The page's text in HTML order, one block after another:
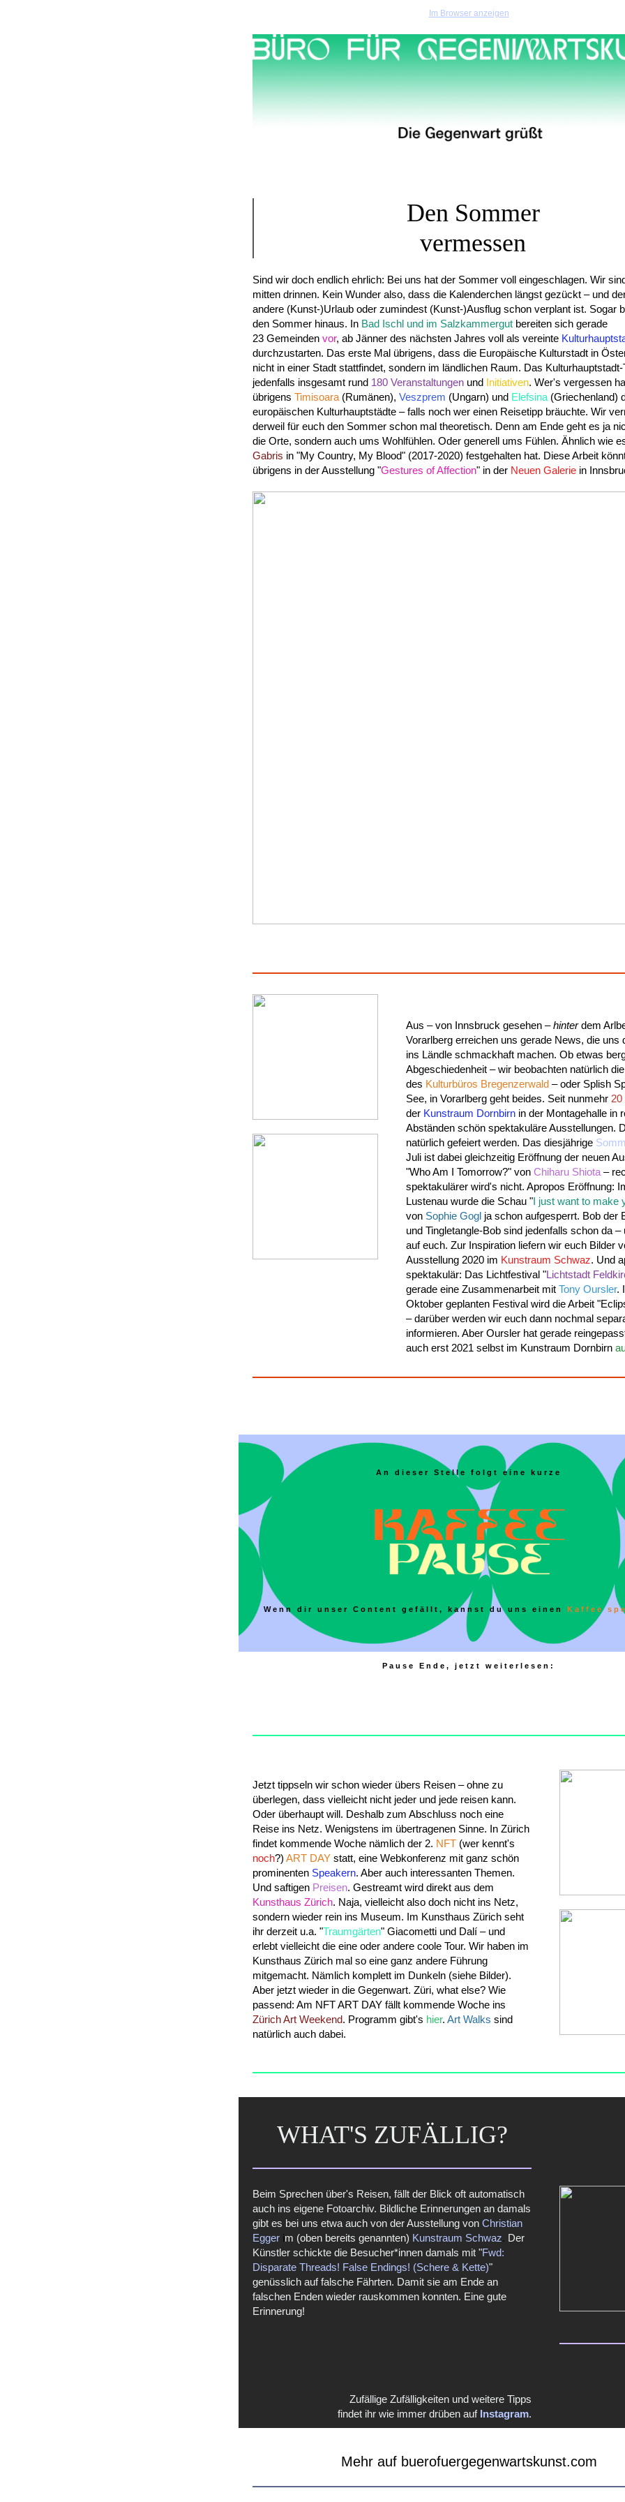
Im Browser anzeigen
Den Sommer
vermessen
Sind wir doch endlich ehrlich: Bei uns hat der Sommer voll eingeschlagen. Wir
mitten drinnen. Kein Wunder also, dass die Kalenderchen längst gezückt – und
andere (Kunst-)Urlaub oder zumindest (Kunst-)Ausflug schon verplant ist. Sogar
den Sommer hinaus. In Bad Ischl und im Salzkammergut bereiten sich gerade
23 Gemeinden vor, ab Jänner des nächsten Jahres voll als vereinte
durchzustarten. Das erste Mal übrigens, dass die Europäische Kulturstadt in
nicht in einer Stadt stattfindet, sondern im ländlichen Raum. Das Kulturhauptstadt-
jedenfalls insgesamt rund 180 Veranstaltungen und Initiativen. Wer's vergessen
übrigens Timisoara (Rumänen), Veszprem (Ungarn) und Elefsina (Griechenland)
europäischen Kulturhauptstädte – falls noch wer einen Reisetipp bräuchte. Wir
derweil für euch den Sommer schon mal theoretisch. Denn am Ende geht es ja
die Orte, sondern auch ums Wohlfühlen. Oder generell ums Fühlen. Ähnlich wie
Gabris in "My Country, My Blood" (2017-2020) festgehalten hat. Diese Arbeit
übrigens in der Ausstellung "Gestures of Affection" in der Neuen Galerie in
Aus – von Innsbruck gesehen –hinterdem
Vorarlberg erreichen uns gerade News, die uns
ins Ländle schmackhaft machen. Ob etwas
Abgeschiedenheit – wir beobachten natürlich
des Kulturbüros Bregenzerwald – oder Splish
See, in Vorarlberg geht beides. Seit nunmehr 20
der Kunstraum Dornbirn in der Montagehalle in
Abständen schön spektakuläre Ausstellungen.
natürlich gefeiert werden. Das diesjährige
Juli ist dabei gleichzeitig Eröffnung der neuen
"Who Am I Tomorrow?" von Chiharu Shiota –
spektakulärer wird's nicht. Apropos Eröffnung:
Lustenau wurde die Schau "I just want to make
von Sophie Gogl ja schon aufgesperrt. Bob der
und Tingletangle-Bob sind jedenfalls schon da –
auf euch. Zur Inspiration liefern wir euch Bilder
Ausstellung 2020 im Kunstraum Schwaz. Und
spektakulär: Das Lichtfestival "Lichtstadt
gerade eine Zusammenarbeit mit Tony Oursler.
Oktober geplanten Festival wird die Arbeit
– darüber werden wir euch dann nochmal
informieren. Aber Oursler hat gerade
auch erst 2021 selbst im Kunstraum Dornbirn
An dieser Stelle folgt eine kurze
Wenn dir unser Content gefällt, kannst du uns einen Kaffee
Pause Ende, jetzt weiterlesen:
Jetzt tippseln wir schon wieder übers Reisen – ohne zu
überlegen, dass vielleicht nicht jeder und jede reisen kann.
Oder überhaupt will. Deshalb zum Abschluss noch eine
Reise ins Netz. Wenigstens im übertragenen Sinne. In Zürich
findet kommende Woche nämlich der 2. NFT (wer kennt's
noch?) ART DAY statt, eine Webkonferenz mit ganz schön
prominenten Speakern. Aber auch interessanten Themen.
Und saftigen Preisen. Gestreamt wird direkt aus dem
Kunsthaus Zürich. Naja, vielleicht also doch nicht ins Netz,
sondern wieder rein ins Museum. Im Kunsthaus Zürich seht
ihr derzeit u.a. "Traumgärten" Giacometti und Dalí – und
erlebt vielleicht die eine oder andere coole Tour. Wir haben im
Kunsthaus Zürich mal so eine ganz andere Führung
mitgemacht. Nämlich komplett im Dunkeln (siehe Bilder).
Aber jetzt wieder in die Gegenwart. Züri, what else? Wie
passend: Am NFT ART DAY fällt kommende Woche ins
Zürich Art Weekend. Programm gibt's hier. Art Walks sind
natürlich auch dabei.
WHAT'S ZUFÄLLIG?
Beim Sprechen über's Reisen, fällt der Blick oft automatisch
auch ins eigene Fotoarchiv. Bildliche Erinnerungen an damals
gibt es bei uns etwa auch von derAusstellung von Christian
Egger im (oben bereits genannten) Kunstraum Schwaz. Der
Künstler schickte die Besucher*innen damals mit "Fwd:
Disparate Threads! False Endings! (Schere & Kette)"
genüsslich auf falsche Fährten. Damit sie am Ende an
falschen Enden wieder rauskommen konnten. Eine gute
Erinnerung!
Zufällige Zufälligkeiten und weitere Tipps
findet ihr wie immer drüben auf Instagram.
Mehr auf buerofuergegenwartskunst.com